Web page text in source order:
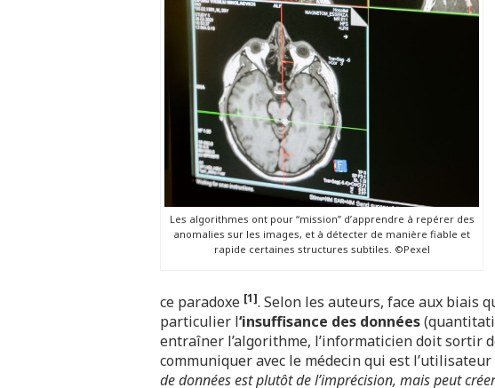
Les algorithmes ont pour “mission” d’apprendre à repérer des
anomalies sur les images, et à détecter de manière fiable et
rapide certaines structures subtiles. ©Pexel
ce paradoxe [1]. Selon les auteurs, face aux biais
particulier l‘insuffisance des données
entraîner l’algorithme, l’informaticien doit sortir
communiquer avec le médecin qui est
de données est plutôt de l’imprécision, mais peut